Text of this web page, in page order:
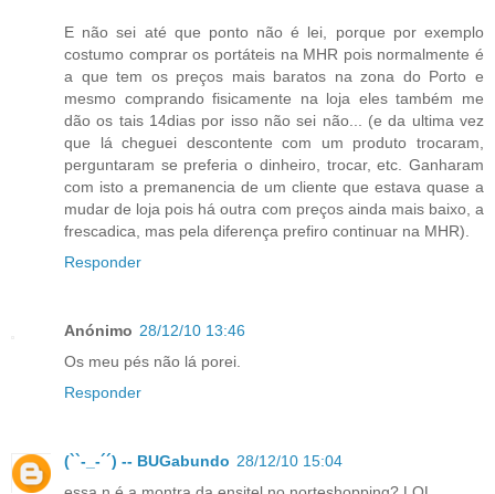
E não sei até que ponto não é lei, porque por exemplo
costumo comprar os portáteis na MHR pois normalmente é
a que tem os preços mais baratos na zona do Porto e
mesmo comprando fisicamente na loja eles também me
dão os tais 14dias por isso não sei não... (e da ultima vez
que lá cheguei descontente com um produto trocaram,
perguntaram se preferia o dinheiro, trocar, etc. Ganharam
com isto a premanencia de um cliente que estava quase a
mudar de loja pois há outra com preços ainda mais baixo, a
frescadica, mas pela diferença prefiro continuar na MHR).
Responder
Anónimo 28/12/10 13:46
Os meu pés não lá porei.
Responder
(``-_-´´) -- BUGabundo 28/12/10 15:04